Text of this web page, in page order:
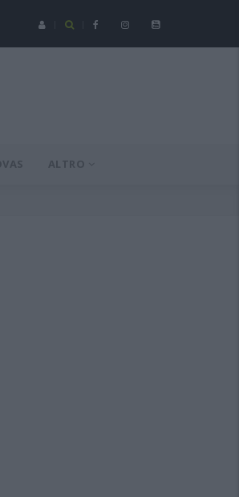
Italia: Spezia-Torres posticipata a domenica 16
ALTRO